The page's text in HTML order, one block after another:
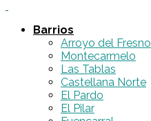
Barrios
Arroyo del Fresno
Montecarmelo
Las Tablas
Castellana Norte
El Pardo
El Pilar